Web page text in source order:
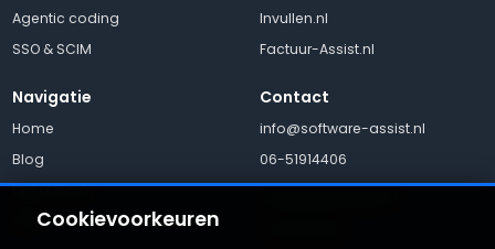
Agentic coding
SSO & SCIM
Invullen.nl
Factuur-Assist.nl
Navigatie
Home
Blog
Over Chaïm
FAQ
Contact
info@software-assist.nl
06-51914406
Cookievoorkeuren